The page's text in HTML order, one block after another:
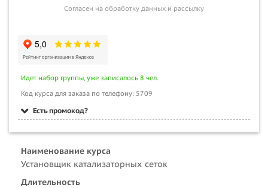
Согласен на обработку данных и рассылку
Идет набор группы, уже записалось 8 чел.
Код курса для заказа по телефону: 5709
Есть промокод?
Наименование курса
Установщик катализаторных сеток
Длительность